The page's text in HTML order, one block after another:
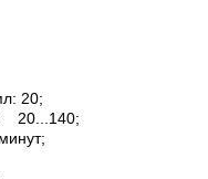
20;
20...140;